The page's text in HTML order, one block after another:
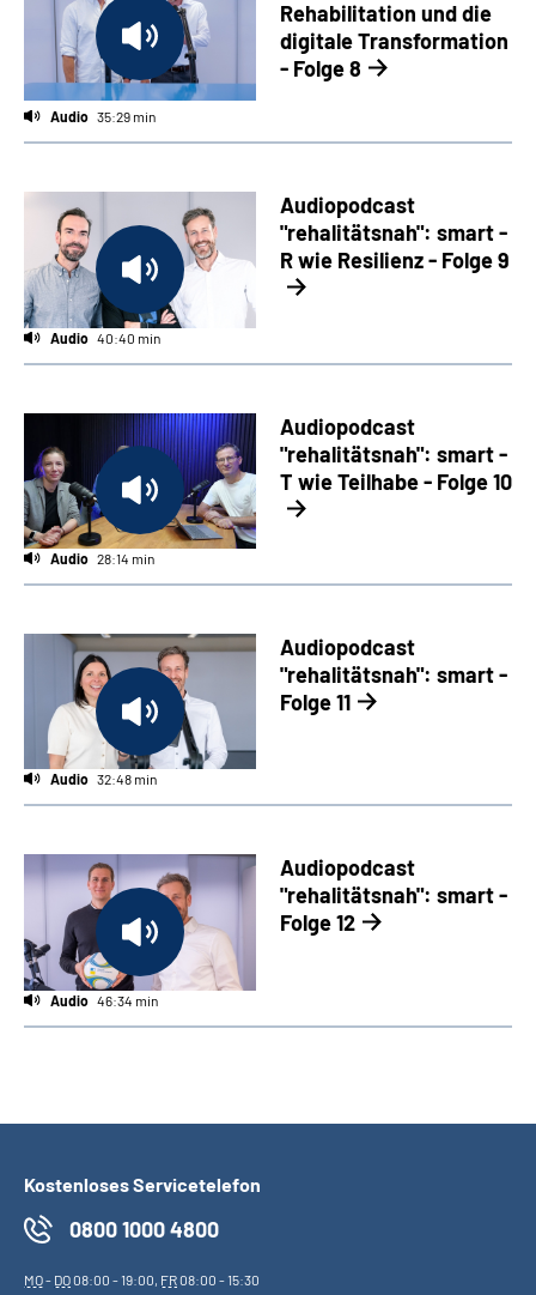
Rehabilitation und die
digitale Transformation
- Folge 8
Audio 35:29 min
Audiopodcast
"rehalitätsnah": smart -
R wie Resilienz - Folge 9
Audio 40:40 min
Audiopodcast
"rehalitätsnah": smart -
T wie Teilhabe - Folge 10
Audio 28:14 min
Audiopodcast
"rehalitätsnah": smart -
Folge 11
Audio 32:48 min
Audiopodcast
"rehalitätsnah": smart -
Folge 12
Audio 46:34 min
Kostenloses Servicetelefon
0800 1000 4800
MO- DO08:00 - 19:00, FR08:00 - 15:30